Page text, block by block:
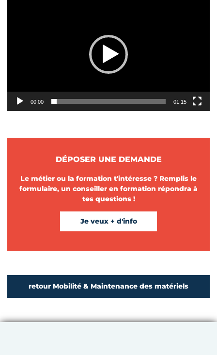
00:00 01:15
DÉPOSER UNE DEMANDE
Le métier ou la formation t'intéresse ? Remplis le
formulaire, un conseiller en formation répondra à
tes questions !
Je veux + d'info
retour Mobilité & Maintenance des matériels